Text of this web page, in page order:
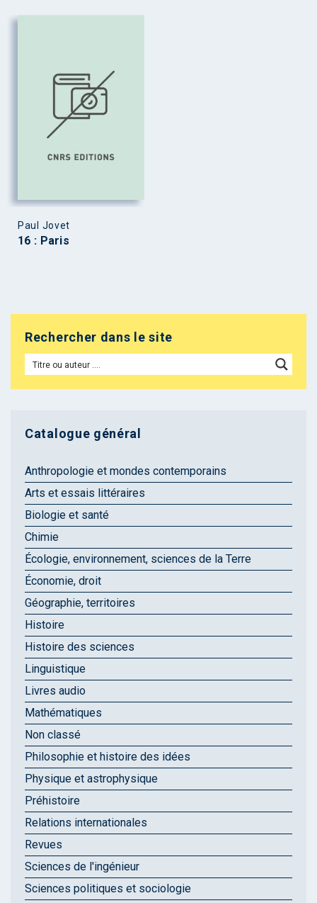
Paul Jovet
16 : Paris
Rechercher dans le site
Catalogue général
Anthropologie et mondes contemporains
Arts et essais littéraires
Biologie et santé
Chimie
Écologie, environnement, sciences de la Terre
Économie, droit
Géographie, territoires
Histoire
Histoire des sciences
Linguistique
Livres audio
Mathématiques
Non classé
Philosophie et histoire des idées
Physique et astrophysique
Préhistoire
Relations internationales
Revues
Sciences de l'ingénieur
Sciences politiques et sociologie